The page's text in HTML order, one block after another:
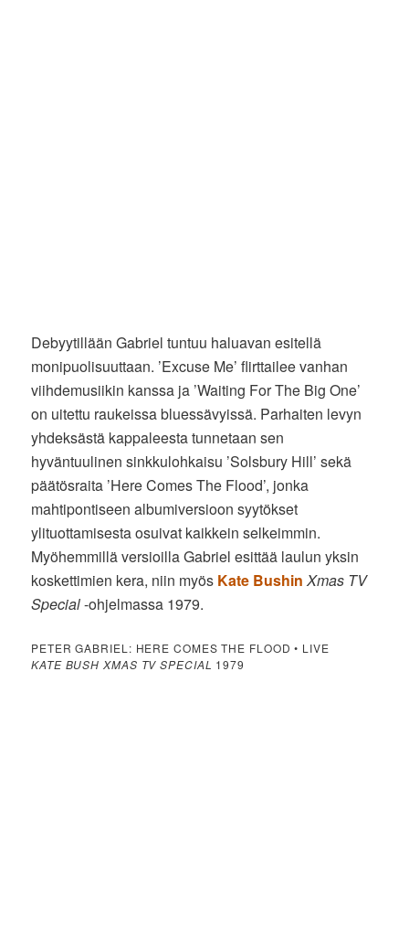
Debyytillään Gabriel tuntuu haluavan esitellä
monipuolisuuttaan. ’Excuse Me’ flirttailee vanhan
viihdemusiikin kanssa ja ’Waiting For The Big One’
on uitettu raukeissa bluessävyissä. Parhaiten levyn
yhdeksästä kappaleesta tunnetaan sen
hyväntuulinen sinkkulohkaisu ’Solsbury Hill’ sekä
päätösraita ’Here Comes The Flood’, jonka
mahtipontiseen albumiversioon syytökset
ylituottamisesta osuivat kaikkein selkeimmin.
Myöhemmillä versioilla Gabriel esittää laulun yksin
koskettimien kera, niin myös Kate Bushin Xmas TV
Special-ohjelmassa 1979.
PETER GABRIEL: HERE COMES THE FLOOD • LIVE
KATE BUSH XMAS TV SPECIAL 1979